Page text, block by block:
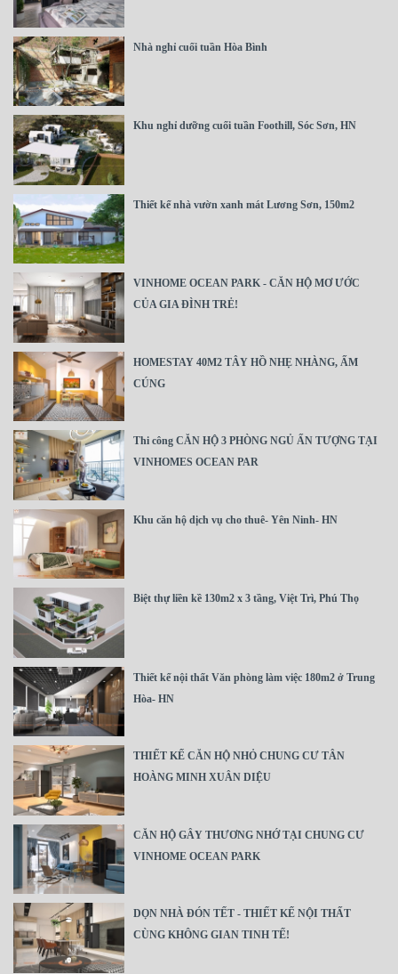
Nhà nghỉ cuối tuần Hòa Bình
Khu nghỉ dưỡng cuối tuần Foothill, Sóc Sơn, HN
Thiết kế nhà vườn xanh mát Lương Sơn, 150m2
VINHOME OCEAN PARK - CĂN HỘ MƠ ƯỚC
CỦA GIA ĐÌNH TRẺ!
HOMESTAY 40M2 TÂY HỒ NHẸ NHÀNG, ẤM
CÚNG
Thi công CĂN HỘ 3 PHÒNG NGỦ ẤN TƯỢNG TẠI
VINHOMES OCEAN PAR
Khu căn hộ dịch vụ cho thuê- Yên Ninh- HN
Biệt thự liền kề 130m2 x 3 tầng, Việt Trì, Phú Thọ
Thiết kế nội thất Văn phòng làm việc 180m2 ở Trung
Hòa- HN
THIẾT KẾ CĂN HỘ NHỎ CHUNG CƯ TÂN
HOÀNG MINH XUÂN DIỆU
CĂN HỘ GÂY THƯƠNG NHỚ TẠI CHUNG CƯ
VINHOME OCEAN PARK
DỌN NHÀ ĐÓN TẾT - THIẾT KẾ NỘI THẤT
CÙNG KHÔNG GIAN TINH TẾ!